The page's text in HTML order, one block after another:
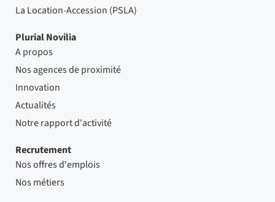
La Location-Accession (PSLA)
Plurial Novilia
A propos
Nos agences de proximité
Innovation
Actualités
Notre rapport d'activité
Recrutement
Nos offres d'emplois
Nos métiers